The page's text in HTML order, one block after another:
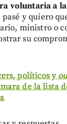
voluntaria a
pasé y quiero
ministro o
su
políticos y
de la lista